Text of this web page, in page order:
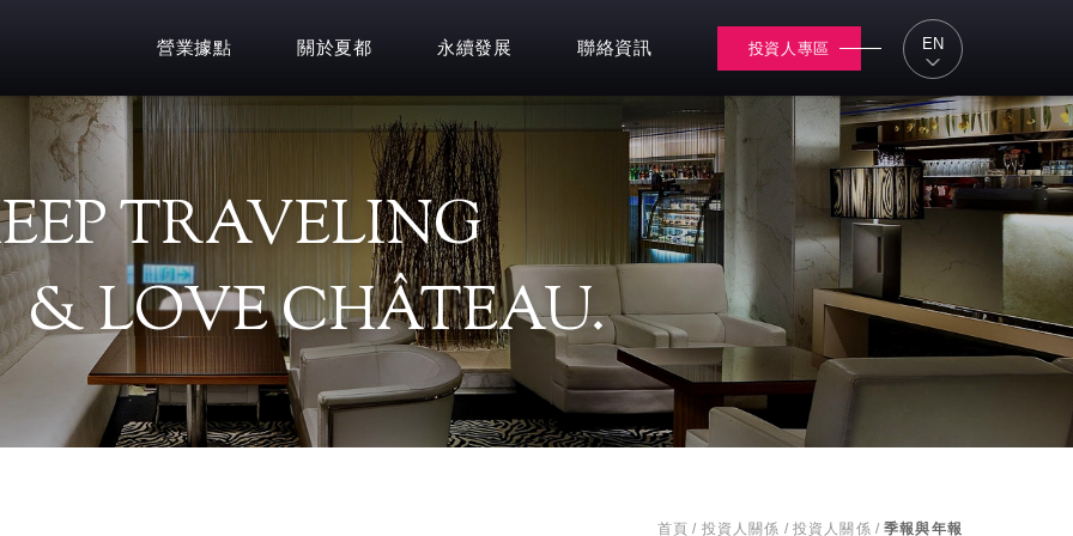
營業據點 關於夏都 永續發展 聯絡資訊 投資人專區 EN
TRAVELING
& LOVE CHÂTEAU.
首頁 / 投資人關係 / 投資人關係 / 季報與年報